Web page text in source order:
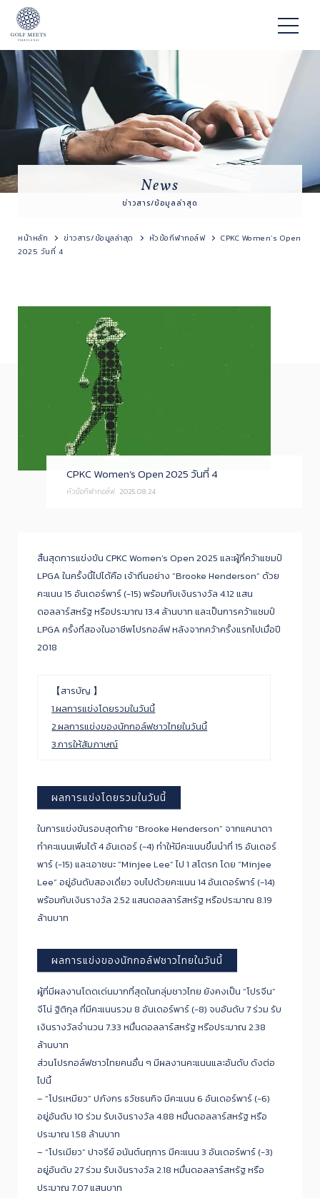
News
ข่าวสาร/ข้อมูลล่าสุด
หน้าหลัก ข่าวสาร/ข้อมูลล่าสุด หัวข้อกีฬากอล์ฟ
CPKC Women’s Open
2025 วันที่ 4
CPKC Women’s Open 2025 วันที่ 4
หัวข้อกีฬากอล์ฟ 2025.08.24
สิ้นสุดการแข่งขัน CPKC Women’s Open 2025 และผู้ที่คว้าแชมป์
LPGA ในครั้งนี้ไปได้คือ เจ้าถิ่นอย่าง “Brooke Henderson” ด้วย
คะแนน 15 อันเดอร์พาร์ (-15) พร้อมกับเงินรางวัล 4.12 แสน
ดอลลาร์สหรัฐ หรือประมาณ 13.4 ล้านบาท และเป็นการคว้าแชมป์
LPGA ครั้งที่สองในอาชีพโปรกอล์ฟ หลังจากคว้าครั้งแรกไปเมื่อปี
2018
【สารบัญ 】
1.ผลการแข่งโดยรวมในวันนี้
2.ผลการแข่งของนักกอล์ฟชาวไทยในวันนี้
3.การให้สัมภาษณ์
ผลการแข่งโดยรวมในวันนี้
ในการแข่งขันรอบสุดท้าย “Brooke Henderson” จากแคนาดา
ทำคะแนนเพิ่มได้ 4 อันเดอร์ (-4) ทำให้มีคะแนนขึ้นนำที่ 15 อันเดอร์
พาร์ (-15) และเอาชนะ “Minjee Lee” ไป 1 สโตรก โดย “Minjee
Lee” อยู่อันดับสองเดี่ยว จบไปด้วยคะแนน 14 อันเดอร์พาร์ (-14)
พร้อมกับเงินรางวัล 2.52 แสนดอลลาร์สหรัฐ หรือประมาณ 8.19
ล้านบาท
ผลการแข่งของนักกอล์ฟชาวไทยในวันนี้
ผู้ที่มีผลงานโดดเด่นมากที่สุดในกลุ่มชาวไทย ยังคงเป็น “โปรจีน”
จีโน่ ฐิติกุล ที่มีคะแนนรวม 8 อันเดอร์พาร์ (-8) จบอันดับ 7 ร่วม รับ
เงินรางวัลจำนวน 7.33 หมื่นดอลลาร์สหรัฐ หรือประมาณ 2.38
ล้านบาท
ส่วนโปรกอล์ฟชาวไทยคนอื่น ๆ มีผลงานคะแนนและอันดับ ดังต่อ
ไปนี้
– “โปรเหมียว” ปภังกร ธวัชธนกิจ มีคะแนน 6 อันเดอร์พาร์ (-6)
อยู่อันดับ 10 ร่วม รับเงินรางวัล 4.88 หมื่นดอลลาร์สหรัฐ หรือ
ประมาณ 1.58 ล้านบาท
– “โปรเมียว” ปาจรีย์ อนันต์นฤการ มีคะแนน 3 อันเดอร์พาร์ (-3)
อยู่อันดับ 27 ร่วม รับเงินรางวัล 2.18 หมื่นดอลลาร์สหรัฐ หรือ
ประมาณ 7.07 แสนบาท